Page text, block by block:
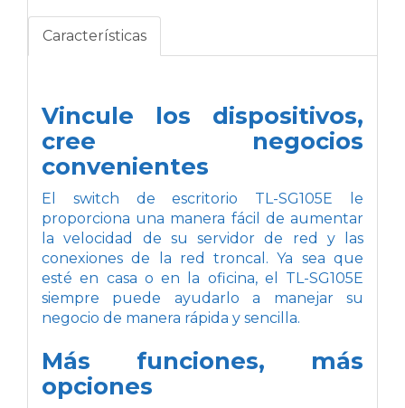
Características
Vincule los dispositivos,
cree negocios
convenientes
El switch de escritorio TL-SG105E le
proporciona una manera fácil de aumentar
la velocidad de su servidor de red y las
conexiones de la red troncal. Ya sea que
esté en casa o en la oficina, el TL-SG105E
siempre puede ayudarlo a manejar su
negocio de manera rápida y sencilla.
Más funciones, más
opciones